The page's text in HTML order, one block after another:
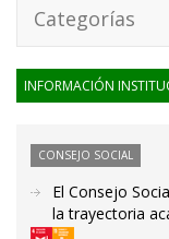
Categorías
INFORMACIÓN
CONSEJO SOCIAL
El Consejo
la trayectoria